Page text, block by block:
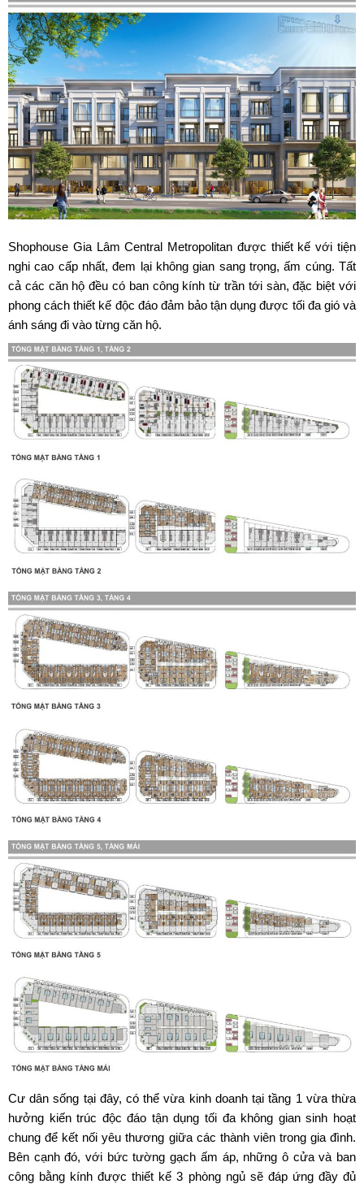
Shophouse Gia Lâm Central Metropolitan được thiết kế với tiện
nghi cao cấp nhất, đem lại không gian sang trọng, ấm cúng. Tất
cả các căn hộ đều có ban công kính từ trần tới sàn, đặc biệt với
phong cách thiết kế độc đáo đảm bảo tận dụng được tối đa gió và
ánh sáng đi vào từng căn hộ.
Cư dân sống tại đây, có thể vừa kinh doanh tại tầng 1 vừa thừa
hưởng kiến trúc độc đáo tận dụng tối đa không gian sinh hoạt
chung để kết nối yêu thương giữa các thành viên trong gia đình.
Bên cạnh đó, với bức tường gạch ấm áp, những ô cửa và ban
công bằng kính được thiết kế 3 phòng ngủ sẽ đáp ứng đầy đủ